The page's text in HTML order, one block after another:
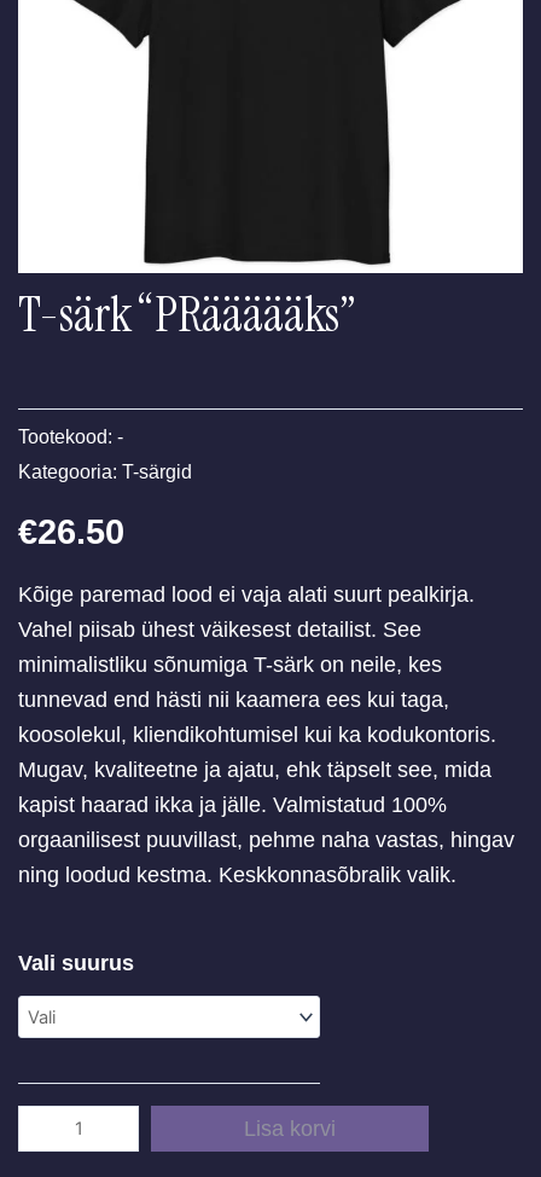
T-särk “PRäääääks”
Tootekood: -
Kategooria: T-särgid
€26.50
Kõige paremad lood ei vaja alati suurt pealkirja.
Vahel piisab ühest väikesest detailist. See
minimalistliku sõnumiga T-särk on neile, kes
tunnevad end hästi nii kaamera ees kui taga,
koosolekul, kliendikohtumisel kui ka kodukontoris.
Mugav, kvaliteetne ja ajatu, ehk täpselt see, mida
kapist haarad ikka ja jälle. Valmistatud 100%
orgaanilisest puuvillast, pehme naha vastas, hingav
ning loodud kestma. Keskkonnasõbralik valik.
Vali suurus
T-
särk
"PRäääääks"
Lisa korvi